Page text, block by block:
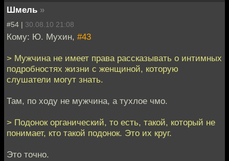
Шмель »
#54 | 30.08.10 21:08
Кому: Ю. Мухин, #43
> Мужчина не имеет права рассказывать о интимных
подробностях жизни с женщиной, которую
слушатели могут знать.
Там, по ходу не мужчина, а тухлое чмо.
> Подонок органический, то есть, такой, который не
понимает, кто такой подонок. Это их круг.
Это точно.